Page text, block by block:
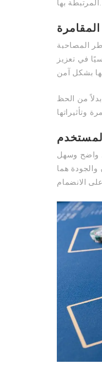
المرتبطة بها.
المصاحبة
في تعزيز
من الحظ
واضح وسهل
والجودة هما